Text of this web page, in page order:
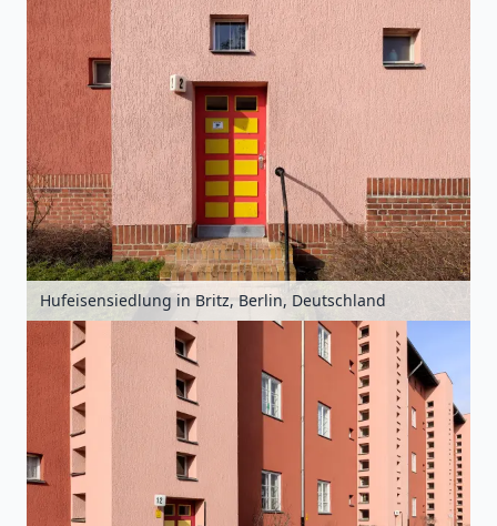
Hufeisensiedlung in Britz, Berlin, Deutschland